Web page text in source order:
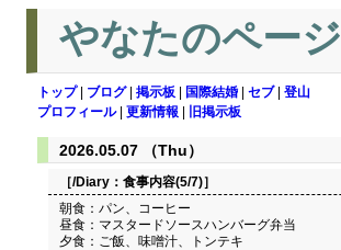
やなたのページ
トップ| ブログ| 掲示板 国際結婚 セブ| 登山
プロフィール| 更新情報 旧掲示板
2026.05.07 （Thu）
［/Diary： 食事内容(5/7)］
朝食：パン、コーヒー
昼食：マスタードソースハンバーグ弁当
夕食：ご飯、味噌汁、トンテキ